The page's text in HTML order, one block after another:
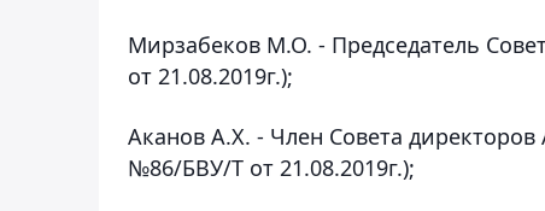
Мирзабеков М.О. - Председатель
от 21.08.2019г.);
Аканов А.Х. - Член Совета
№86/БВУ/Т от 21.08.2019г.);